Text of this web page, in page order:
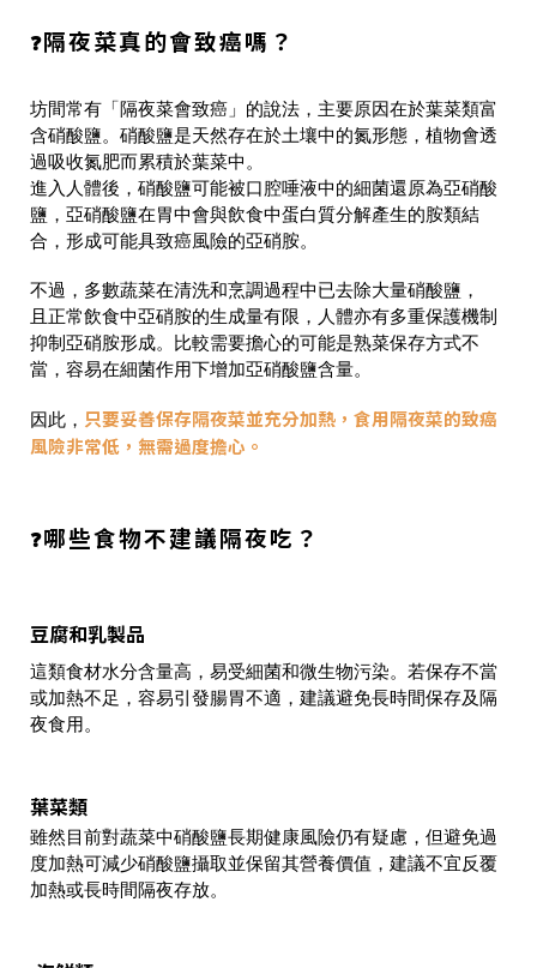
❓隔夜菜真的會致癌嗎？
坊間常有「隔夜菜會致癌」的說法，主要原因在於葉菜類富
含硝酸鹽。硝酸鹽是天然存在於土壤中的氮形態，植物會透
過吸收氮肥而累積於葉菜中。
進入人體後，硝酸鹽可能被口腔唾液中的細菌還原為亞硝酸
鹽，亞硝酸鹽在胃中會與飲食中蛋白質分解產生的胺類結
合，形成可能具致癌風險的亞硝胺。
不過，多數蔬菜在清洗和烹調過程中已去除大量硝酸鹽，
且正常飲食中亞硝胺的生成量有限，人體亦有多重保護機制
抑制亞硝胺形成。比較需要擔心的可能是熟菜保存方式不
當，容易在細菌作用下增加亞硝酸鹽含量。
因此， 只要妥善保存隔夜菜並充分加熱，食用隔夜菜的致癌
風險非常低，無需過度擔心。
❓哪些食物不建議隔夜吃？
豆腐和乳製品
這類食材水分含量高，易受細菌和微生物污染。若保存不當
或加熱不足，容易引發腸胃不適，建議避免長時間保存及隔
夜食用。
葉菜類
雖然目前對蔬菜中硝酸鹽長期健康風險仍有疑慮，但避免過
度加熱可減少硝酸鹽攝取並保留其營養價值，建議不宜反覆
加熱或長時間隔夜存放。